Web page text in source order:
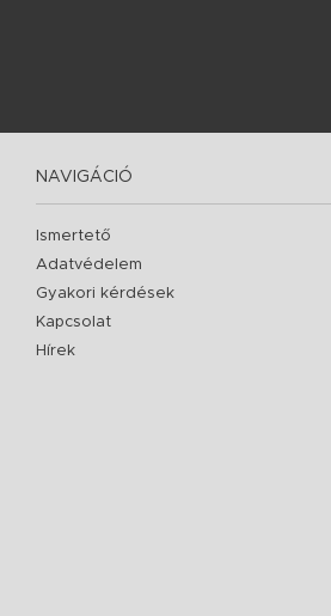
NAVIGÁCIÓ
Ismertető
Adatvédelem
Gyakori kérdések
Kapcsolat
Hírek